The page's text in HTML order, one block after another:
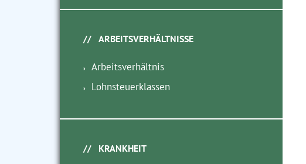
ARBEITSVERHÄLTNISSE
Arbeitsverhältnis
Lohnsteuerklassen
KRANKHEIT